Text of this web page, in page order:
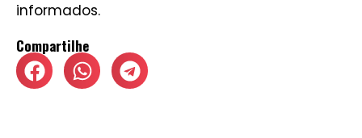
informados.
Compartilhe